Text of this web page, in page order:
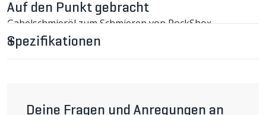
Auf den Punkt gebracht
Gabelschmieröl zum Schmieren von RockShox
Tauchrohren nach einem kleinen oder grossen
Gabelservicel.
DYNAMIC SUSPENSIONLUBE LIGHT im
Tauchrohreinheit (Lower Leg), wie es ab Modelljahr
Spezifikationen
Deine Fragen und Anregungen an